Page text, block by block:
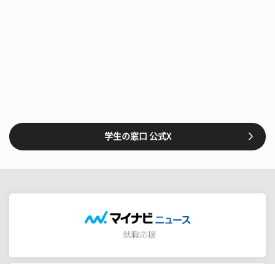
学生の窓口 公式X